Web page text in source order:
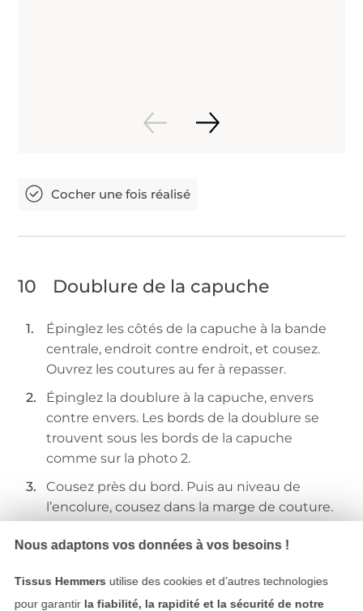
10 Doublure de la capuche
Épinglez les côtés de la capuche à la bande
centrale, endroit contre endroit, et cousez.
Ouvrez les coutures au fer à repasser.
Épinglez la doublure à la capuche, envers
contre envers. Les bords de la doublure se
trouvent sous les bords de la capuche
comme sur la photo 2.
Cousez près du bord. Puis au niveau de
l’encolure, cousez dans la marge de couture.
Épinglez la capuche sur l’encolure de la veste,
endroit contre endroit, en la centrant bien. Il
reste alors 3 cm de l’encolure de la veste de
chaque côté de la capuche.
Nous adaptons vos données à vos besoins !
Tissus Hemmers utilise des cookies et d’autres technologies
pour garantir la fiabilité, la rapidité et la sécurité de notre